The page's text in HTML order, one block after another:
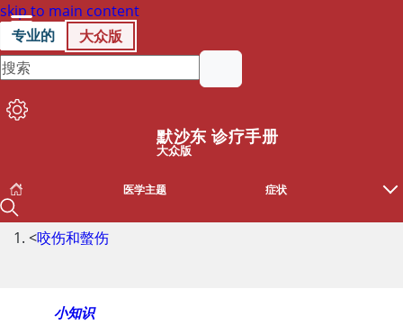
skip to main content
专业的
大众版
默沙东 诊疗手册
大众版
医学主题 症状
<咬伤和螫伤
小知识